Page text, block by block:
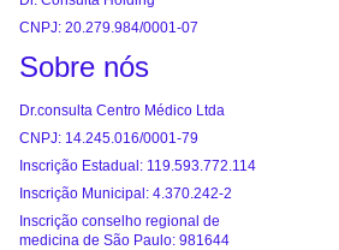
CNPJ: 20.279.984/0001-07
Sobre nós
Dr.consulta Centro Médico Ltda
CNPJ: 14.245.016/0001-79
Inscrição Estadual: 119.593.772.114
Inscrição Municipal: 4.370.242-2
Inscrição conselho regional de
medicina de São Paulo: 981644